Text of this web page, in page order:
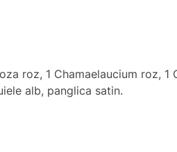
roz, 1 Chamaelaucium roz, 1
alb, panglica satin.